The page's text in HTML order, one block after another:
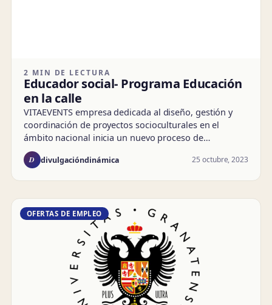
2 MIN DE LECTURA
Educador social- Programa Educación
en la calle
VITAEVENTS empresa dedicada al diseño, gestión y
coordinación de proyectos socioculturales en el
ámbito nacional inicia un nuevo proceso de…
D divulgacióndinámica 25 octubre, 2023
OFERTAS DE EMPLEO